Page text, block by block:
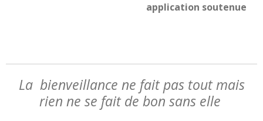
application soutenue
La bienveillance ne fait pas tout mais
rien ne se fait de bon sans elle